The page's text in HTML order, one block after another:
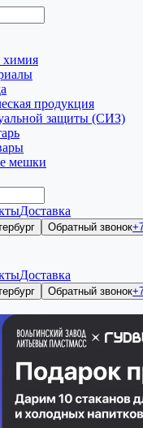
химия
продукция
защиты (СИЗ)
мешки
Доставка
Обратный звонок
Доставка
Обратный звонок